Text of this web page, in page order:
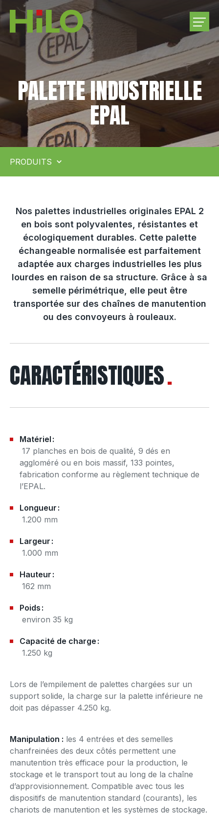
ENTREPRISE
PRODUITS
ACHATS DE BOIS RONDS
CARRIÈRE
PRODUITS
PALETTE INDUSTRIELLE
EPAL
Nos palettes industrielles originales EPAL 2
en bois sont polyvalentes, résistantes et
écologiquement durables. Cette palette
échangeable normalisée est parfaitement
adaptée aux charges industrielles les plus
lourdes en raison de sa structure. Grâce à sa
semelle périmétrique, elle peut être
transportée sur des chaînes de manutention
ou des convoyeurs à rouleaux.
CARACTÉRISTIQUES
Matériel :
17 planches en bois de qualité, 9 dés en
aggloméré ou en bois massif, 133 pointes,
fabrication conforme au règlement technique de
l’EPAL.
Longueur :
1.200 mm
Largeur :
1.000 mm
Hauteur :
162 mm
Poids :
environ 35 kg
Capacité de charge :
1.250 kg
Lors de l’empilement de palettes chargées sur un
support solide, la charge sur la palette inférieure ne
doit pas dépasser 4.250 kg.
Manipulation : les 4 entrées et des semelles
chanfreinées des deux côtés permettent une
manutention très efficace pour la production, le
stockage et le transport tout au long de la chaîne
d’approvisionnement. Compatible avec tous les
dispositifs de manutention standard (courants), les
chariots de manutention et les systèmes de stockage.